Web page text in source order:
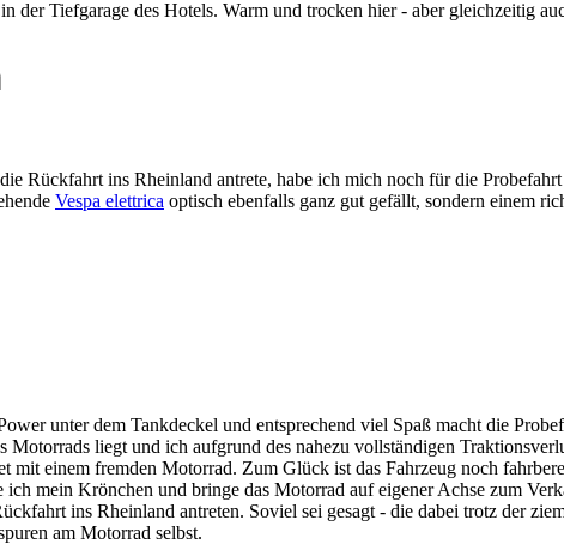
der Tiefgarage des Hotels. Warm und trocken hier - aber gleichzeitig
Rückfahrt ins Rheinland antrete, habe ich mich noch für die
Vespa elettrica optisch ebenfalls ganz gut gefällt, sondern einem
unter dem Tankdeckel und entsprechend viel Spaß macht die
liegt und ich aufgrund des nahezu vollständigen
mit einem fremden Motorrad. Zum Glück ist das Fahrzeug noch
mein Krönchen und bringe das Motorrad auf eigener Achse zum
ins Rheinland antreten. Soviel sei gesagt - die dabei trotz der
am Motorrad selbst.